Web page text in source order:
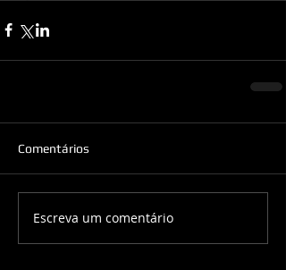
Comentários
Escreva um comentário